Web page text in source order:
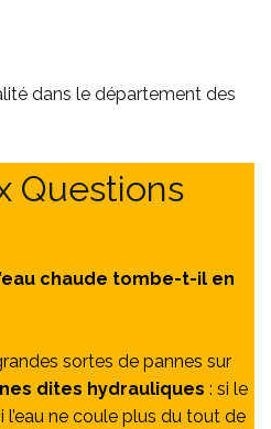
dans le département des
Questions
chaude tombe-t-il en
sortes de pannes sur
dites hydrauliques : si le
l’eau ne coule plus du tout de